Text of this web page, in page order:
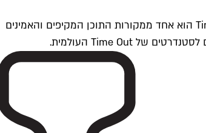
Time Outתל אביב הוא חלק מרשת Time Out Global — רשת מדיה בינלאומית הפועלת ב-360 ערים מרכזיות וב-60 מדינות ברחבי העולם. Time Out הוא אחד ממקורות התוכן המקיפים והאמינים